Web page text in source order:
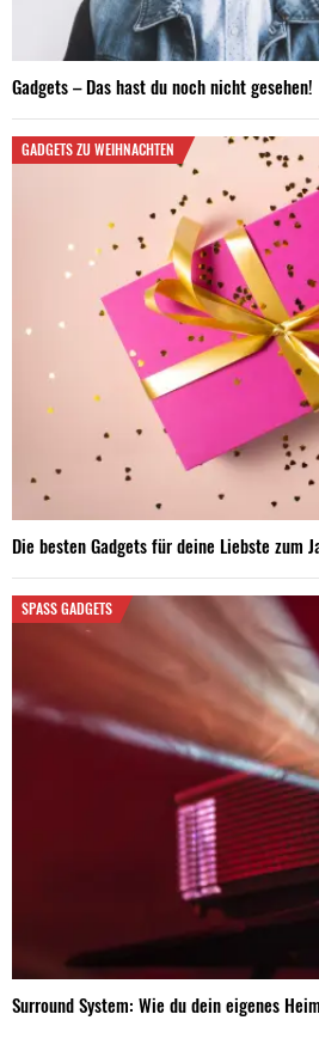
Gadgets – Das hast du noch nicht gesehen!
GADGETS ZU WEIHNACHTEN
Die besten Gadgets für deine Liebste zum
SPASS GADGETS
Surround System: Wie du dein eigenes